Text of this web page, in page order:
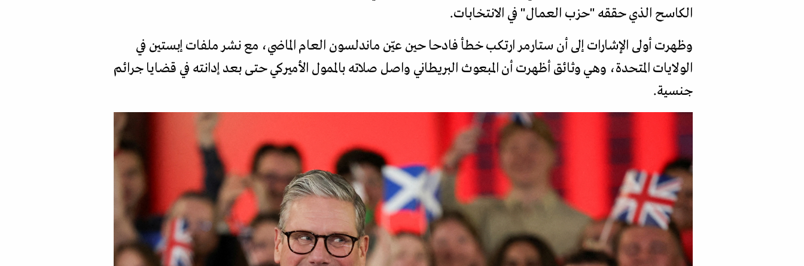
الكاسح الذي حققه "حزب العمال" في الانتخابات.
وظهرت أولى الإشارات إلى أن ستارمر ارتكب خطأ فادحا حين عيّن ماندلسون العام الماضي، مع نشر ملفات إبستين في
الولايات المتحدة، وهي وثائق أظهرت أن المبعوث البريطاني واصل صلاته بالممول الأميركي حتى بعد إدانته في قضايا جرائم
جنسية.